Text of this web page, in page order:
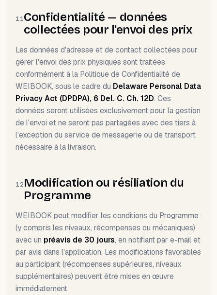
11Confidentialité — données
collectées pour l'envoi des prix
Les données d'adresse et de contact collectées pour
gérer l'envoi des prix physiques sont traitées
conformément à la Politique de Confidentialité de
WEIBOOK, sous le cadre du Delaware Personal Data
Privacy Act (DPDPA), 6 Del. C. Ch. 12D. Ces
données seront utilisées exclusivement pour la gestion
de l'envoi et ne seront pas partagées avec des tiers à
l'exception du service de messagerie ou de transport
nécessaire à la livraison.
12Modification ou résiliation du
Programme
WEIBOOK peut modifier les conditions du Programme
(y compris les niveaux, récompenses ou mécaniques)
avec un préavis de 30 jours, en notifiant par e-mail et
par avis dans l'application. Les modifications favorables
au participant (récompenses supérieures, niveaux
supplémentaires) peuvent être mises en œuvre
immédiatement.